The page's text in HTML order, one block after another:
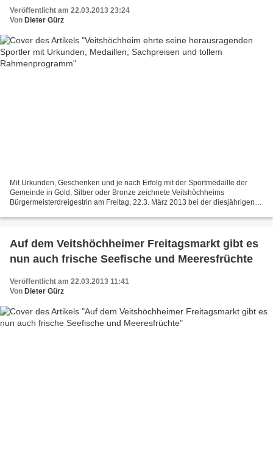
Veröffentlicht am 22.03.2013 23:24
Von Dieter Gürz
Mit Urkunden, Geschenken und je nach Erfolg mit der Sportmedaille der
Gemeinde in Gold, Silber oder Bronze zeichnete Veitshöchheims
Bürgermeisterdreigestrin am Freitag, 22.3. März 2013 bei der diesjährigen
Auf dem Veitshöchheimer Freitagsmarkt gibt es
nun auch frische Seefische und Meeresfrüchte
Veröffentlicht am 22.03.2013 11:41
Von Dieter Gürz